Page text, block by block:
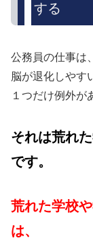
する
公務員の仕事は
脳が退化しやす
１つだけ例外が
それは荒れ
です。
荒れた学校
は、